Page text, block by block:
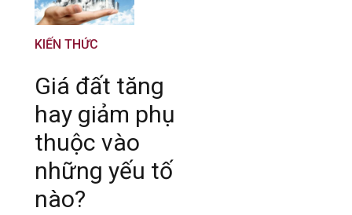
KIẾN THỨC
Giá đất tăng
hay giảm phụ
thuộc vào
những yếu tố
nào?